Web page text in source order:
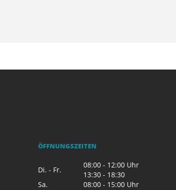
ÖFFNUNGSZEITEN
Di. - Fr.
08:00 - 12:00 Uhr
13:30 - 18:30
Sa.
08:00 - 15:00 Uhr